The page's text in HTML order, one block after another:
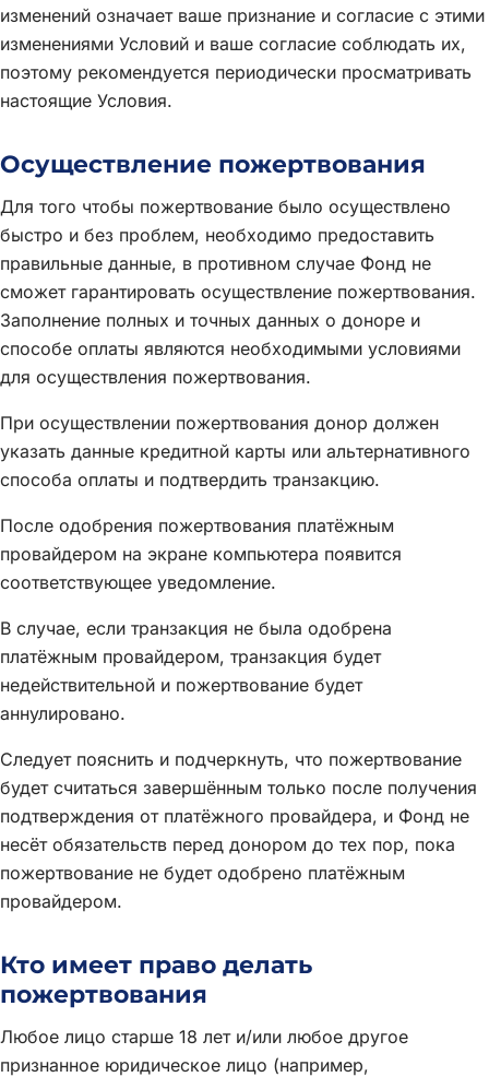
изменений означает ваше признание и согласие с этими
изменениями Условий и ваше согласие соблюдать их,
поэтому рекомендуется периодически просматривать
настоящие Условия.
Осуществление пожертвования
Для того чтобы пожертвование было осуществлено
быстро и без проблем, необходимо предоставить
правильные данные, в противном случае Фонд не
сможет гарантировать осуществление пожертвования.
Заполнение полных и точных данных о доноре и
способе оплаты являются необходимыми условиями
для осуществления пожертвования.
При осуществлении пожертвования донор должен
указать данные кредитной карты или альтернативного
способа оплаты и подтвердить транзакцию.
После одобрения пожертвования платёжным
провайдером на экране компьютера появится
соответствующее уведомление.
В случае, если транзакция не была одобрена
платёжным провайдером, транзакция будет
недействительной и пожертвование будет
аннулировано.
Следует пояснить и подчеркнуть, что пожертвование
будет считаться завершённым только после получения
подтверждения от платёжного провайдера, и Фонд не
несёт обязательств перед донором до тех пор, пока
пожертвование не будет одобрено платёжным
провайдером.
Кто имеет право делать
пожертвования
Любое лицо старше 18 лет и/или любое другое
признанное юридическое лицо (например,